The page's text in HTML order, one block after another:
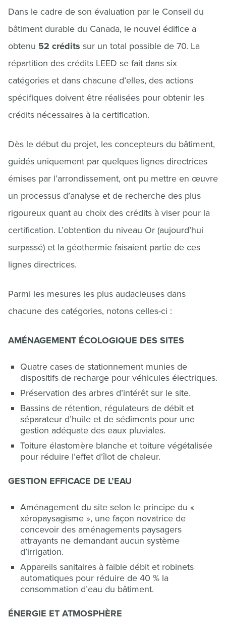
Dans le cadre de son évaluation par le Conseil du
bâtiment durable du Canada, le nouvel édifice a
obtenu 52 crédits sur un total possible de 70. La
répartition des crédits LEED se fait dans six
catégories et dans chacune d’elles, des actions
spécifiques doivent être réalisées pour obtenir les
crédits nécessaires à la certification.
Dès le début du projet, les concepteurs du bâtiment,
guidés uniquement par quelques lignes directrices
émises par l’arrondissement, ont pu mettre en œuvre
un processus d’analyse et de recherche des plus
rigoureux quant au choix des crédits à viser pour la
certification. L’obtention du niveau Or (aujourd’hui
surpassé) et la géothermie faisaient partie de ces
lignes directrices.
Parmi les mesures les plus audacieuses dans
chacune des catégories, notons celles-ci :
AMÉNAGEMENT ÉCOLOGIQUE DES SITES
Quatre cases de stationnement munies de
dispositifs de recharge pour véhicules électriques.
Préservation des arbres d’intérêt sur le site.
Bassins de rétention, régulateurs de débit et
séparateur d’huile et de sédiments pour une
gestion adéquate des eaux pluviales.
Toiture élastomère blanche et toiture végétalisée
pour réduire l’effet d’îlot de chaleur.
GESTION EFFICACE DE L’EAU
Aménagement du site selon le principe du «
xéropaysagisme », une façon novatrice de
concevoir des aménagements paysagers
attrayants ne demandant aucun système
d’irrigation.
Appareils sanitaires à faible débit et robinets
automatiques pour réduire de 40 % la
consommation d’eau du bâtiment.
ÉNERGIE ET ATMOSPHÈRE